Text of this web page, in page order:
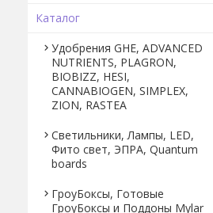
Каталог
Удобрения GHE, ADVANCED
NUTRIENTS, PLAGRON,
BIOBIZZ, HESI,
CANNABIOGEN, SIMPLEX,
ZION, RASTEA
Светильники, Лампы, LED,
Фито свет, ЭПРА, Quantum
boards
ГроуБоксы, Готовые
ГроуБоксы и Поддоны Mylar